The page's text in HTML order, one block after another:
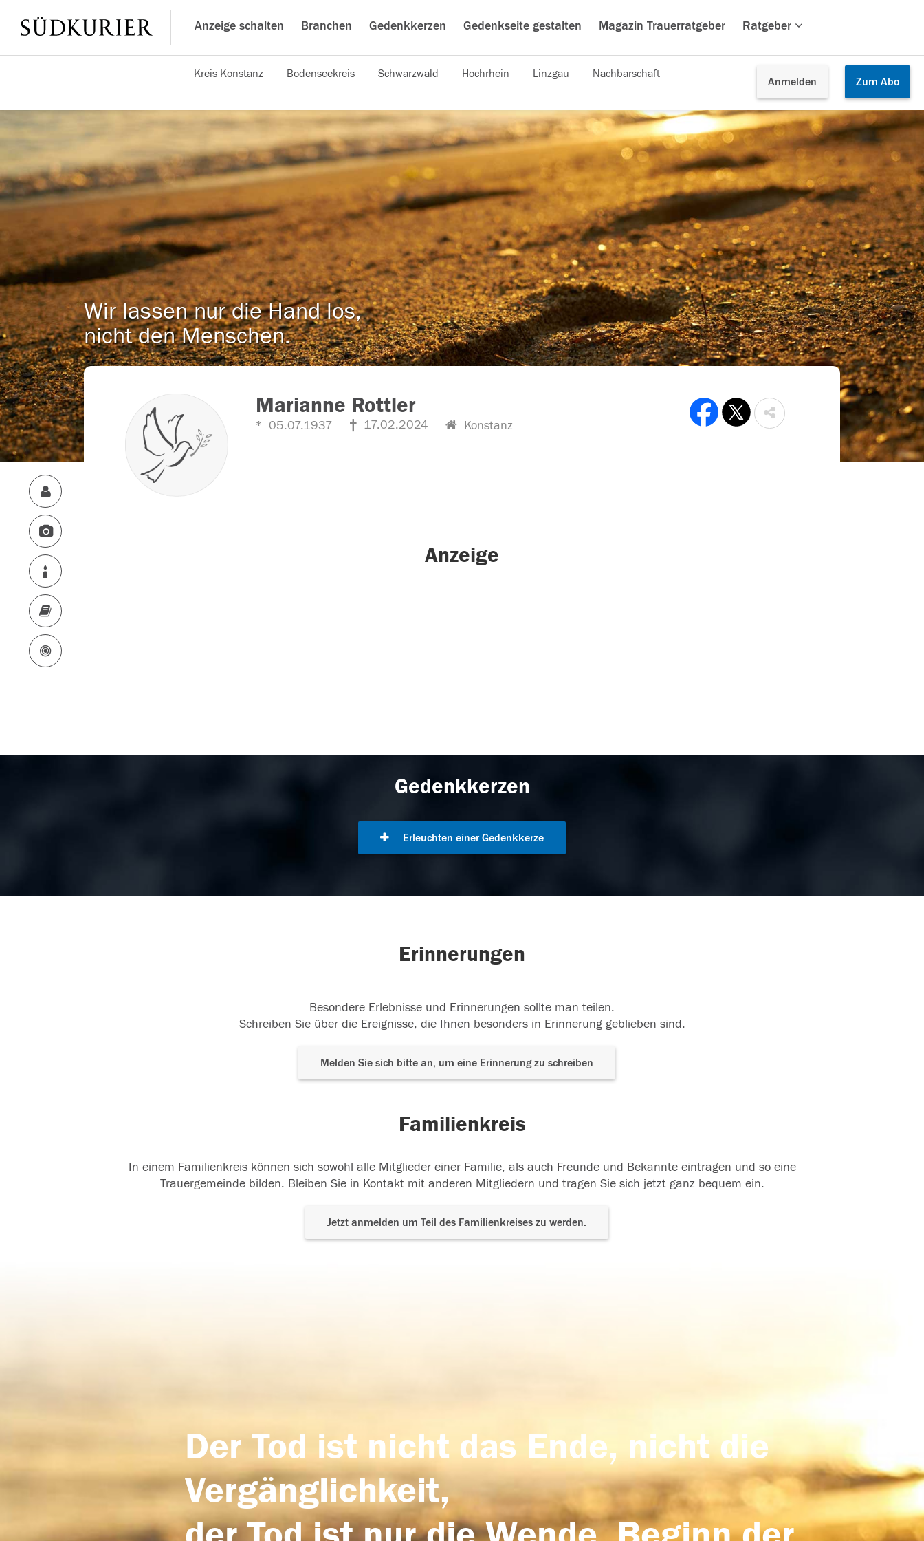
Anzeige schalten Branchen Gedenkkerzen Gedenkseite gestalten Magazin Trauerratgeber Ratgeber
Anmelden Zum Abo
Kreis Konstanz Bodenseekreis Schwarzwald Hochrhein Linzgau Nachbarschaft
Wir lassen nur die Hand los,
nicht den Menschen.
Marianne Rottler
05.07.1937 17.02.2024 Konstanz
Anzeige
Gedenkkerzen
Erleuchten einer Gedenkkerze
Erinnerungen
Besondere Erlebnisse und Erinnerungen sollte man teilen.
Schreiben Sie über die Ereignisse, die Ihnen besonders in Erinnerung geblieben sind.
Melden Sie sich bitte an, um eine Erinnerung zu schreiben
Familienkreis
In einem Familienkreis können sich sowohl alle Mitglieder einer Familie, als auch Freunde und Bekannte eintragen und so eine
Trauergemeinde bilden. Bleiben Sie in Kontakt mit anderen Mitgliedern und tragen Sie sich jetzt ganz bequem ein.
Jetzt anmelden um Teil des Familienkreises zu werden.
Der Tod ist nicht das Ende, nicht die
Vergänglichkeit,